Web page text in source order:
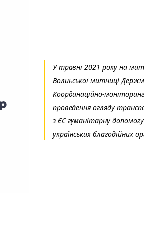
У травні 2021 року на
Волинської митниці
Координаційно-
проведення огляду
з ЄС гуманітарну допомогу
українських благодійних